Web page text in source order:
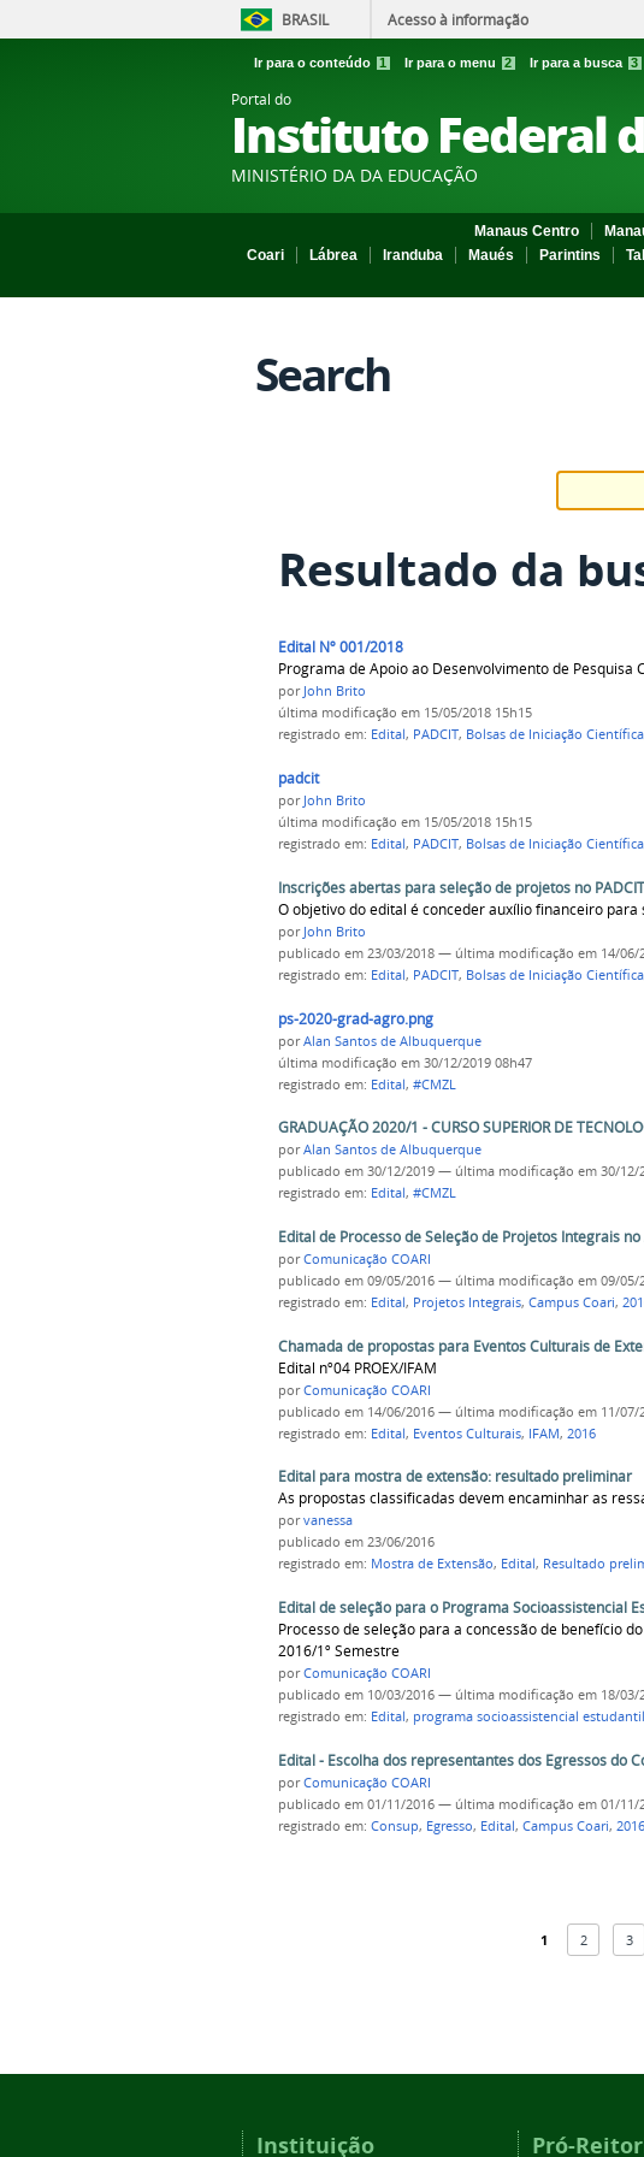
BRASIL Acesso à informação
Ir para o conteúdo 1 Ir para o menu 2 Ir para a busca 3
Portal do
Instituto Federal
MINISTÉRIO DA DA EDUCAÇÃO
Manaus Centro
Coari
Lábrea Iranduba Maués Parintins
Search
Resultado da
Edital Nº 001/2018
Programa de Apoio ao Desenvolvimento de Pesquisa
por John Brito
última modificação em 15/05/2018 15h15
registrado em: Edital, PADCIT, Bolsas de Iniciação Científica
padcit
por John Brito
última modificação em 15/05/2018 15h15
registrado em: Edital, PADCIT, Bolsas de Iniciação Científica
Inscrições abertas para seleção de projetos no PADCIT
O objetivo do edital é conceder auxílio financeiro
por John Brito
publicado em 23/03/2018 — última modificação em 14/06/
registrado em: Edital, PADCIT, Bolsas de Iniciação Científica
ps-2020-grad-agro.png
porAlan Santos de Albuquerque
última modificação em 30/12/2019 08h47
registrado em: Edital, #CMZL
GRADUAÇÃO 2020/1 - CURSO SUPERIOR DE
porAlan Santos de Albuquerque
publicado em 30/12/2019 — última modificação em 30/12/
registrado em: Edital, #CMZL
Edital de Processo de Seleção de Projetos Integrais
porComunicação COARI
publicado em 09/05/2016 — última modificação em 09/05/
registrado em: Edital, Projetos Integrais, Campus Coari,
Chamada de propostas para Eventos Culturais de
Edital nº04 PROEX/IFAM
porComunicação COARI
publicado em 14/06/2016 — última modificação em 11/07/
registrado em: Edital, Eventos Culturais, IFAM, 2016
Edital para mostra de extensão: resultado preliminar
As propostas classificadas devem encaminhar as
porvanessa
publicado em 23/06/2016
registrado em: Mostra de Extensão, Edital, Resultado
Edital de seleção para o Programa Socioassistencial
Processo de seleção para a concessão de benefício
2016/1º Semestre
porComunicação COARI
publicado em 10/03/2016 — última modificação em 18/03/
registrado em: Edital, programa socioassistencial estudantil
Edital - Escolha dos representantes dos Egressos do
porComunicação COARI
publicado em 01/11/2016 — última modificação em 01/11/
registrado em: Consup, Egresso, Edital, Campus Coari, 2016
1 2 3
Instituição Pró-